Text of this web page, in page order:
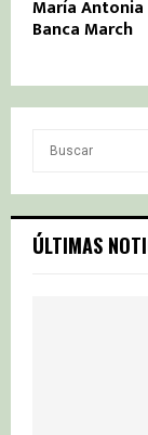
María
Banca March
c
h
ÚLTIMAS